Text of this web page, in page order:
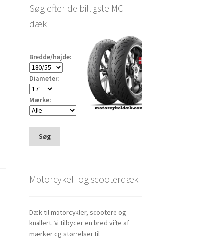
Søg efter de billigste MC
dæk
Bredde/højde:
Diameter:
Mærke:
Søg
Motorcykel- og scooterdæk
Dæk til motorcykler, scootere og
knallert. Vi tilbyder en bred vifte af
mærker og størrelser til